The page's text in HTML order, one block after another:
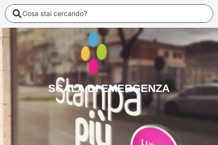
Search
...
SCALA DI EMERGENZA